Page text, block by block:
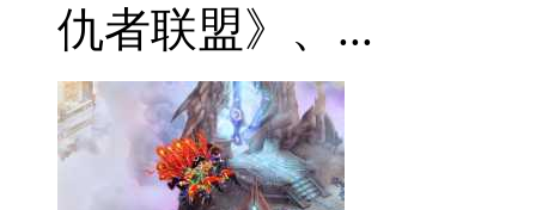
仇者联盟》、...